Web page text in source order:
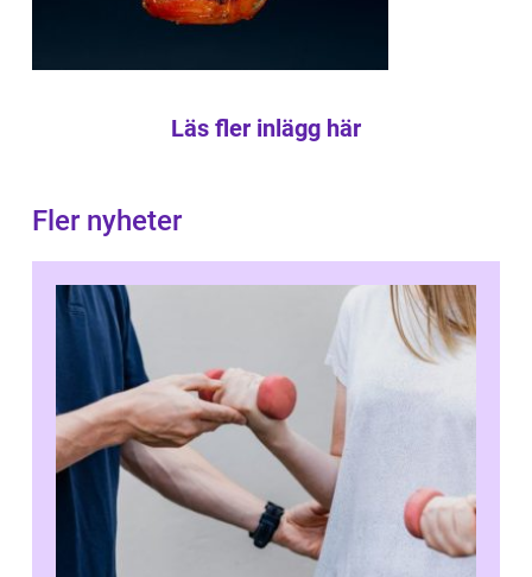
Läs fler inlägg här
Fler nyheter